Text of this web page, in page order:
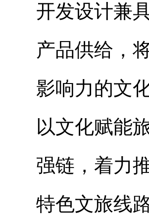
开发设计兼
产品供给，
影响力的文
以文化赋能
强链，着力
特色文旅线